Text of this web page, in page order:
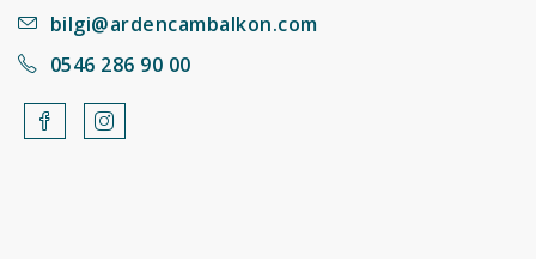
bilgi@ardencambalkon.com
0546 286 90 00